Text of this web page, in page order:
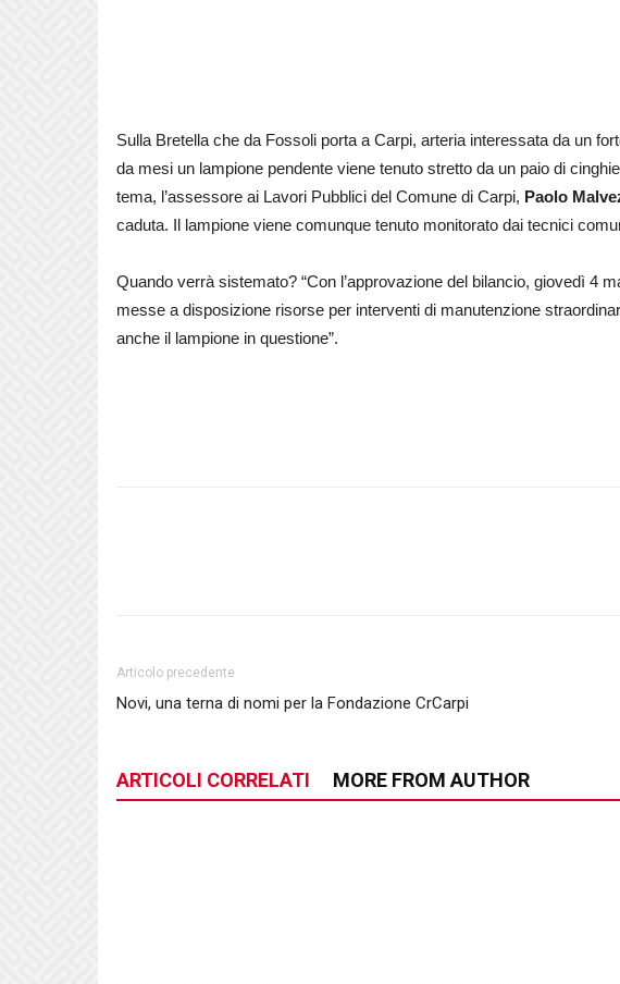
Sulla Bretella che da Fossoli porta a Carpi, arteria interessata da un
da mesi un lampione pendente viene tenuto stretto da un paio di
tema, l’assessore ai Lavori Pubblici del Comune di Carpi, Paolo
caduta. Il lampione viene comunque tenuto monitorato dai tecnici
Quando verrà sistemato? “Con l’approvazione del bilancio, giovedì 4
messe a disposizione risorse per interventi di manutenzione
anche il lampione in questione”.
Articolo precedente
Novi, una terna di nomi per la Fondazione CrCarpi
ARTICOLI CORRELATI MORE FROM AUTHOR